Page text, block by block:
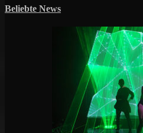
Beliebte News